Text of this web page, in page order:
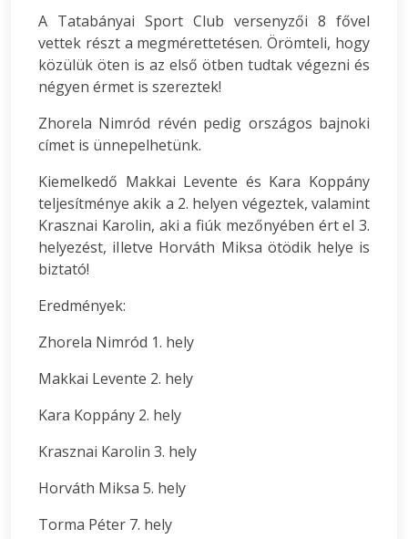
A Tatabányai Sport Club versenyzői 8 fővel
vettek részt a megmérettetésen. Örömteli, hogy
közülük öten is az első ötben tudtak végezni és
négyen érmet is szereztek!
Zhorela Nimród révén pedig országos bajnoki
címet is ünnepelhetünk.
Kiemelkedő Makkai Levente és Kara Koppány
teljesítménye akik a 2. helyen végeztek, valamint
Krasznai Karolin, aki a fiúk mezőnyében ért el 3.
helyezést, iIletve Horváth Miksa ötödik helye is
biztató!
Eredmények:
Zhorela Nimród 1. hely
Makkai Levente 2. hely
Kara Koppány 2. hely
Krasznai Karolin 3. hely
Horváth Miksa 5. hely
Torma Péter 7. hely